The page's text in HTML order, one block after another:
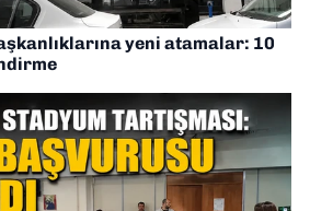
yeni atamalar: 10